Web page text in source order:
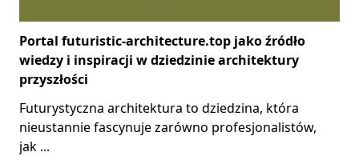
Portal futuristic-architecture.top jako źródło
wiedzy i inspiracji w dziedzinie architektury
przyszłości
Futurystyczna architektura to dziedzina, która
nieustannie fascynuje zarówno profesjonalistów,
jak ...